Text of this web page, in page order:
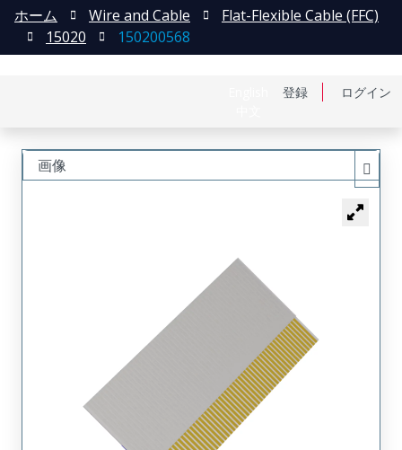
登録 ログイン
ホーム Wire and Cable
Flat-Flexible Cable (FFC)
15020
150200568
画像